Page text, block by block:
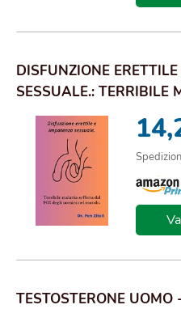
DISFUNZIONE
SESSUALE.: TERRIBILE
DAL 90% DEGLI U...
TESTOSTERONE